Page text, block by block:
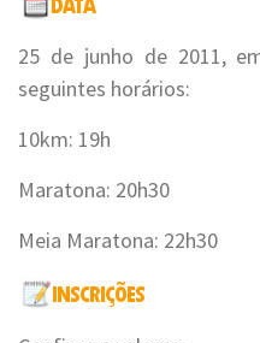
25 de junho de 2011,
seguintes horários:
10km: 19h
Maratona: 20h30
Meia Maratona: 22h30